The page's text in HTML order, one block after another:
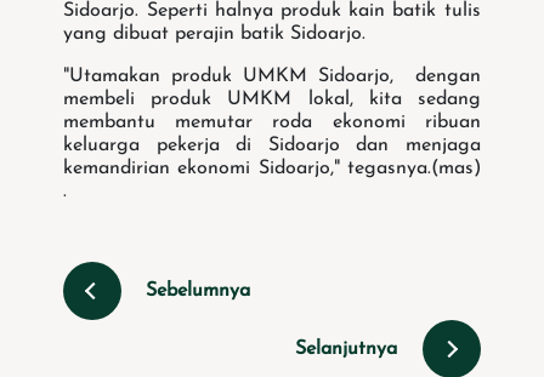
Sidoarjo. Seperti halnya produk kain batik tulis
yang dibuat perajin batik Sidoarjo.
"Utamakan produk UMKM Sidoarjo, dengan
membeli produk UMKM lokal, kita sedang
membantu memutar roda ekonomi ribuan
keluarga pekerja di Sidoarjo dan menjaga
kemandirian ekonomi Sidoarjo," tegasnya.(mas)
.
Sebelumnya
Selanjutnya